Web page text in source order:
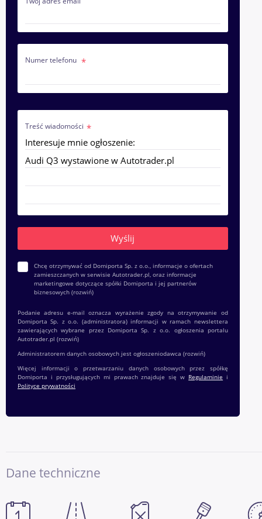
Numer telefonu
Treść wiadomości
Chcę otrzymywać od Domiporta Sp. z o.o., informacje o ofertach
zamieszczanych w serwisie Autotrader.pl, oraz informacje
marketingowe dotyczące spółki Domiporta i jej partnerów
biznesowych (rozwiń)
Podanie adresu e-mail oznacza wyrażenie zgody na otrzymywanie od
Domiporta Sp. z o.o. (administratora) informacji w ramach newslettera
zawierających wybrane przez Domiporta Sp. z o.o. ogłoszenia portalu
Autotrader.pl (rozwiń)
Administratorem danych osobowych jest ogłoszeniodawca (rozwiń)
Więcej informacji o przetwarzaniu danych osobowych przez spółkę
Domiporta i przysługujących mi prawach znajduje się w Regulaminie i
Polityce prywatności
Dane techniczne